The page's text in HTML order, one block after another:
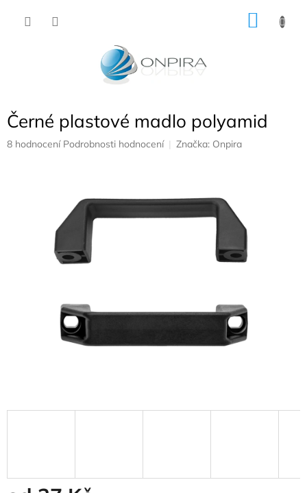
Černé plastové madlo polyamid
Průměrné
8 hodnocení Podrobnosti hodnocení Značka: Onpira